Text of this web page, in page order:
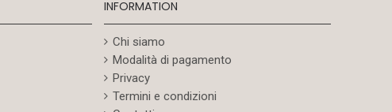
INFORMATION
Chi siamo
Modalità di pagamento
Privacy
Termini e condizioni